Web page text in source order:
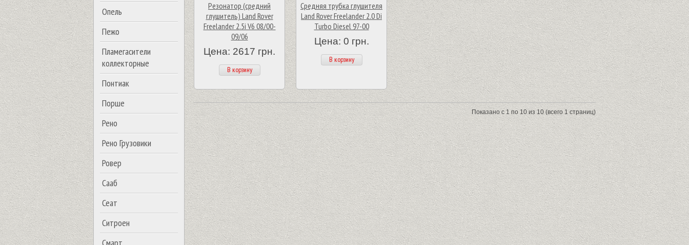
Опель
Пежо
Пламегасители
коллекторные
Понтиак
Порше
Рено
Рено Грузовики
Ровер
Сааб
Сеат
Ситроен
Резонатор (средний
глушитель) Land Rover
Freelander 2.5i V6 08/00-
09/06
Цена: 2617 грн.
В корзину
Средняя трубка глушителя
Land Rover Freelander 2.0 Di
Turbo Diesel 97-00
Цена: 0 грн.
В корзину
Показано с 1 по 10 из 10 (всего 1 страниц)